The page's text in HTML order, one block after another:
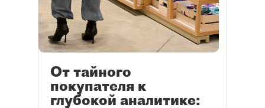
От тайного
покупателя к
глубокой аналитике: